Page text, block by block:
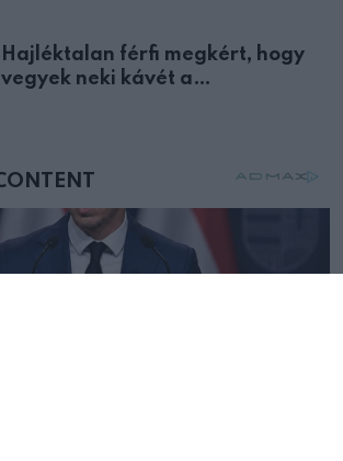
Hajléktalan férfi megkért, hogy
vegyek neki kávét a